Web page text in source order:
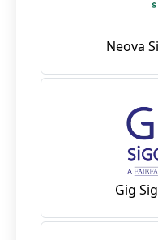
Neova
Gig